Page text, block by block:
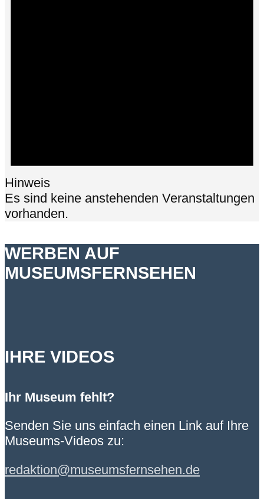
Hinweis
Es sind keine anstehenden Veranstaltungen
vorhanden.
WERBEN AUF
MUSEUMSFERNSEHEN
IHRE VIDEOS
Ihr Museum fehlt?
Senden Sie uns einfach einen Link auf Ihre
Museums-Videos zu:
redaktion@museumsfernsehen.de